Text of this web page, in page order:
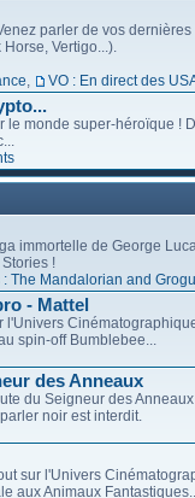
parler de vos dernières
Vertigo...).
VO : En direct des
le monde super-héroïque !
immortelle de George
!
: The Mandalorian and Grogu
- Mattel
l'Univers
spin-off Bumblebee...
des Anneaux
du Seigneur des
noir est interdit.
sur l'Univers
aux Animaux